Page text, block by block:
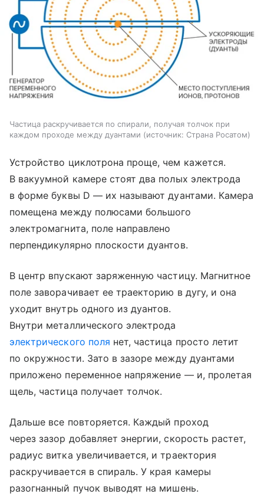
Частица раскручивается по спирали, получая толчок при
каждом проходе между дуантами
источник: Страна Росатом
Устройство циклотрона проще, чем кажется.
В вакуумной камере стоят два полых электрода
в форме буквы D — их называют дуантами. Камера
помещена между полюсами большого
электромагнита, поле направлено
перпендикулярно плоскости дуантов.
В центр впускают заряженную частицу. Магнитное
поле заворачивает ее траекторию в дугу, и она
уходит внутрь одного из дуантов.
Внутри металлического электрода
электрического поля нет, частица просто летит
по окружности. Зато в зазоре между дуантами
приложено переменное напряжение — и, пролетая
щель, частица получает толчок.
Дальше все повторяется. Каждый проход
через зазор добавляет энергии, скорость растет,
радиус витка увеличивается, и траектория
раскручивается в спираль. У края камеры
разогнанный пучок выводят на мишень.